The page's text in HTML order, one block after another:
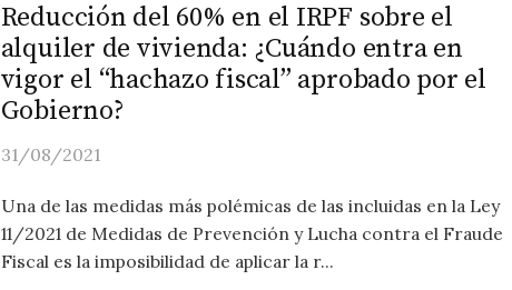
Reducción del 60% en el IRPF sobre el
alquiler de vivienda: ¿Cuándo entra en
vigor el “hachazo fiscal” aprobado por el
Gobierno?
31/08/2021
Una de las medidas más polémicas de las incluidas en la Ley
11/2021 de Medidas de Prevención y Lucha contra el Fraude
Fiscal es la imposibilidad de aplicar la r...